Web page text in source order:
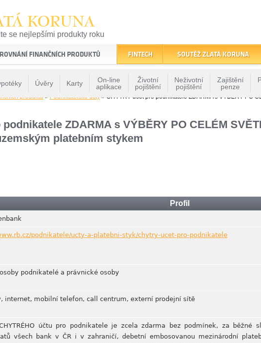
KORUNA
se nejlepšími produkty roku
a kvality na finančním trhu
FINANČNÍCH PRODUKTŮ
Úvěry Karty
On-line
aplikace
Životní
pojištění
Neživotní
pojištění
Zajištění
penze
FINTECH SOUTĚŽ ZLATÁ KORUNA
produktů » Podnikatelské účty » CHYTRÝ účet pro podnikatele ZDARMA s VÝBĚRY PO
ZDARMA s VÝBĚRY PO CELÉM
platebním stykem
Profil
podnikatele/ucty-a-platebni-styk/chytry-ucet-pro-podnikatele
podnikatelé a právnické osoby
internet, mobilní telefon, call centrum, externí prodejní sítě
účtu pro podnikatele je zcela zdarma bez podmínek, za
všech bank v ČR i v zahraničí, debetní embosovanou mezinárodní